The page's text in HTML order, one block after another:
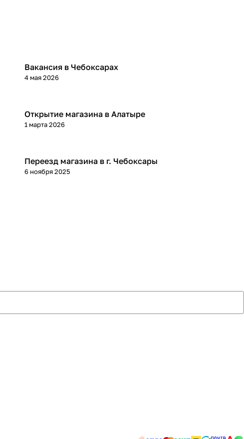
Вакансия в Чебоксарах
4 мая 2026
Открытие магазина в Алатыре
1 марта 2026
Переезд магазина в г. Чебоксары
6 ноября 2025